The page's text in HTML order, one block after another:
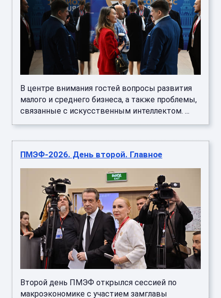
В центре внимания гостей вопросы развития
малого и среднего бизнеса, а также проблемы,
связанные с искусственным интеллектом. ...
ПМЭФ-2026. День второй. Главное
Второй день ПМЭФ открылся сессией по
макроэкономике с участием замглавы